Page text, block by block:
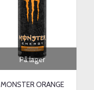
På lager
MONSTER ORANGE